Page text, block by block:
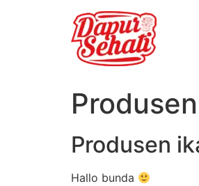
Produsen
Hallo bunda